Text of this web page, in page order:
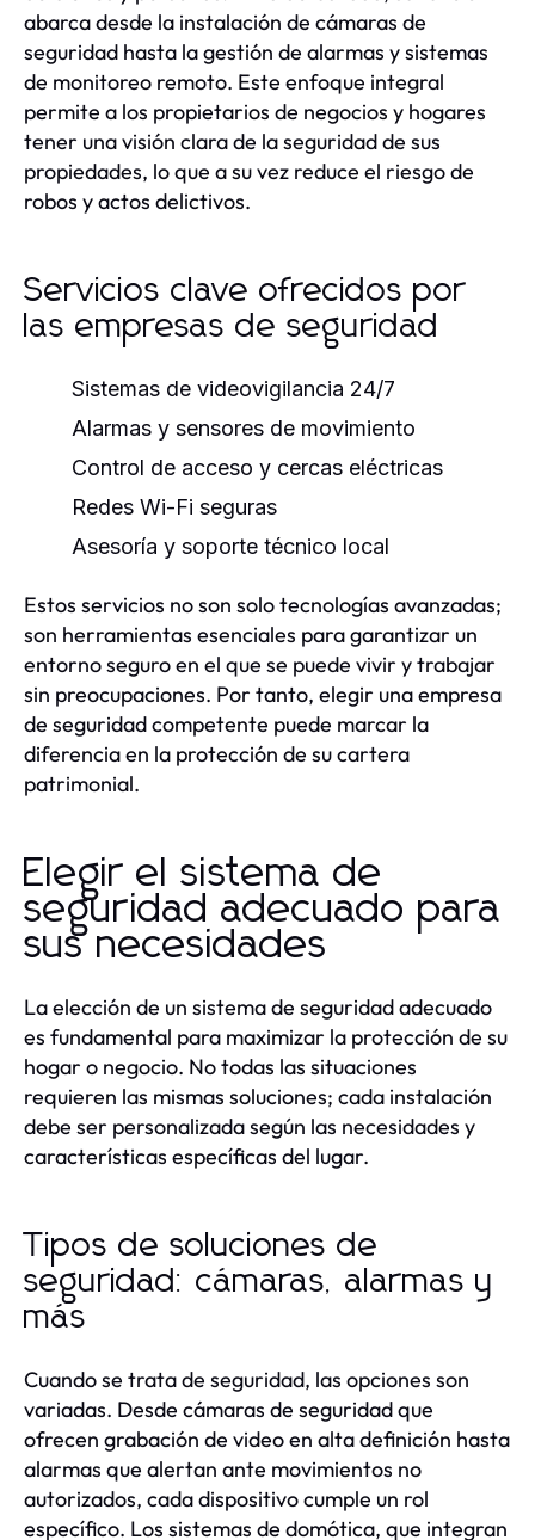
abarca desde la instalación de cámaras de
seguridad hasta la gestión de alarmas y sistemas
de monitoreo remoto. Este enfoque integral
permite a los propietarios de negocios y hogares
tener una visión clara de la seguridad de sus
propiedades, lo que a su vez reduce el riesgo de
robos y actos delictivos.
Servicios clave ofrecidos por
las empresas de seguridad
Sistemas de videovigilancia 24/7
Alarmas y sensores de movimiento
Control de acceso y cercas eléctricas
Redes Wi-Fi seguras
Asesoría y soporte técnico local
Estos servicios no son solo tecnologías avanzadas;
son herramientas esenciales para garantizar un
entorno seguro en el que se puede vivir y trabajar
sin preocupaciones. Por tanto, elegir una empresa
de seguridad competente puede marcar la
diferencia en la protección de su cartera
patrimonial.
Elegir el sistema de
seguridad adecuado para
sus necesidades
La elección de un sistema de seguridad adecuado
es fundamental para maximizar la protección de su
hogar o negocio. No todas las situaciones
requieren las mismas soluciones; cada instalación
debe ser personalizada según las necesidades y
características específicas del lugar.
Tipos de soluciones de
seguridad: cámaras, alarmas y
más
Cuando se trata de seguridad, las opciones son
variadas. Desde cámaras de seguridad que
ofrecen grabación de video en alta definición hasta
alarmas que alertan ante movimientos no
autorizados, cada dispositivo cumple un rol
específico. Los sistemas de domótica, que integran